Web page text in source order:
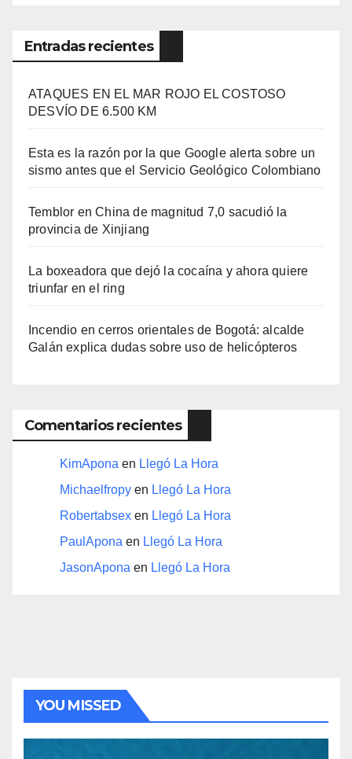
Entradas recientes
ATAQUES EN EL MAR ROJO EL COSTOSO
DESVÍO DE 6.500 KM
Esta es la razón por la que Google alerta sobre un
sismo antes que el Servicio Geológico Colombiano
Temblor en China de magnitud 7,0 sacudió la
provincia de Xinjiang
La boxeadora que dejó la cocaína y ahora quiere
triunfar en el ring​
Incendio en cerros orientales de Bogotá: alcalde
Galán explica dudas sobre uso de helicópteros
Comentarios recientes
KimApona en Llegó La Hora
Michaelfropy en Llegó La Hora
Robertabsex en Llegó La Hora
PaulApona en Llegó La Hora
JasonApona en Llegó La Hora
YOU MISSED